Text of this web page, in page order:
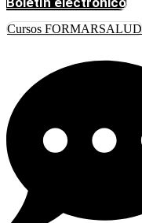
Cursos FORMARSALUD